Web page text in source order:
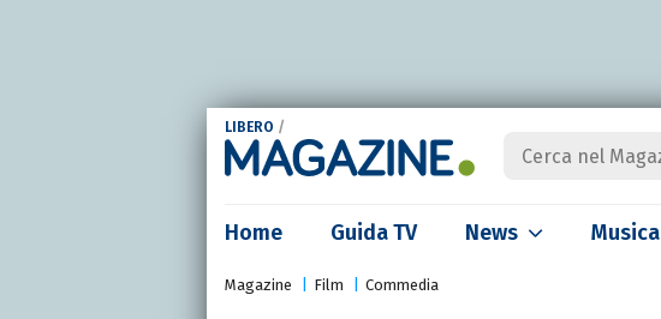
LIBERO /
Home Guida TV News Musica
Magazine Film Commedia